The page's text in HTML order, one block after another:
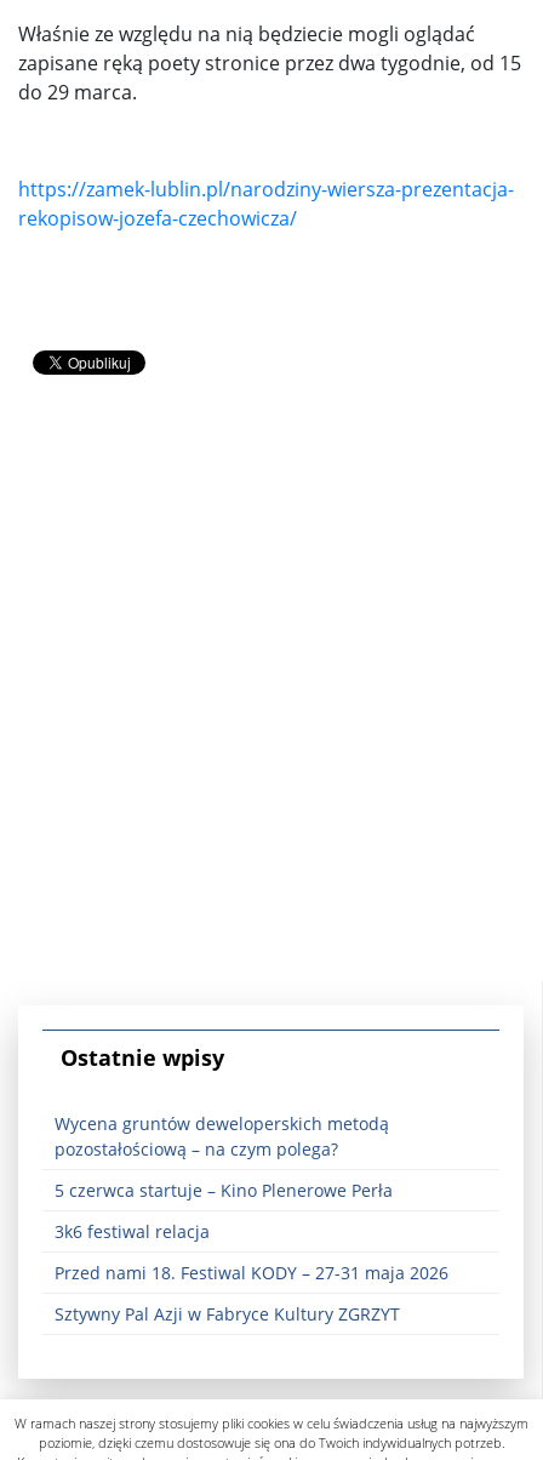
Właśnie ze względu na nią będziecie mogli oglądać
zapisane ręką poety stronice przez dwa tygodnie, od 15
do 29 marca.
https://zamek-lublin.pl/narodziny-wiersza-prezentacja-
rekopisow-jozefa-czechowicza/
Ostatnie wpisy
Wycena gruntów deweloperskich metodą
pozostałościową – na czym polega?
5 czerwca startuje – Kino Plenerowe Perła
3k6 festiwal relacja
Przed nami 18. Festiwal KODY – 27-31 maja 2026
Sztywny Pal Azji w Fabryce Kultury ZGRZYT
W ramach naszej strony stosujemy pliki cookies w celu świadczenia usług na najwyższym
poziomie, dzięki czemu dostosowuje się ona do Twoich indywidualnych potrzeb.